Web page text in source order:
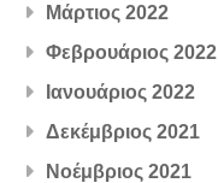
Μάρτιος 2022
Φεβρουάριος 2022
Ιανουάριος 2022
Δεκέμβριος 2021
Νοέμβριος 2021